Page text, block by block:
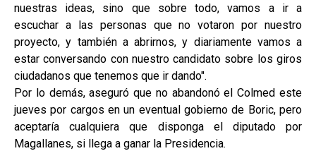
nuestras ideas, sino que sobre todo, vamos a ir a
escuchar a las personas que no votaron por nuestro
proyecto, y también a abrirnos, y diariamente vamos a
estar conversando con nuestro candidato sobre los giros
ciudadanos que tenemos que ir dando".
Por lo demás, aseguró que no abandonó el Colmed este
jueves por cargos en un eventual gobierno de Boric, pero
aceptaría cualquiera que disponga el diputado por
Magallanes, si llega a ganar la Presidencia.